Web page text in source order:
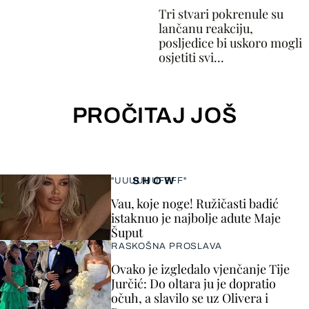
Tri stvari pokrenule su
lančanu reakciju,
posljedice bi uskoro mogli
osjetiti svi...
PROČITAJ JOŠ
SHOW
"UUUUUUFFFF"
Vau, koje noge! Ružičasti badić
istaknuo je najbolje adute Maje
Šuput
RASKOŠNA PROSLAVA
Ovako je izgledalo vjenčanje Tije
Jurčić: Do oltara ju je dopratio
očuh, a slavilo se uz Olivera i